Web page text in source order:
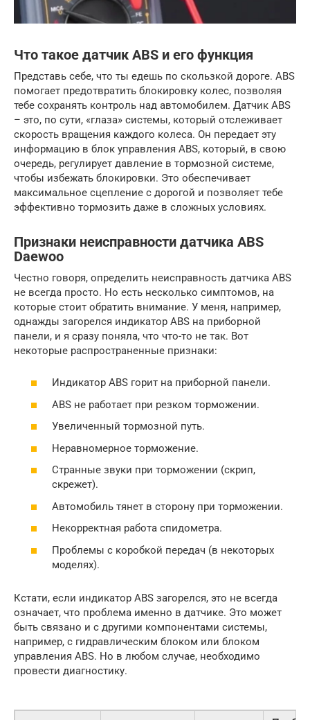
Что такое датчик ABS и его функция
Представь себе, что ты едешь по скользкой дороге. ABS
помогает предотвратить блокировку колес, позволяя
тебе сохранять контроль над автомобилем. Датчик ABS
– это, по сути, «глаза» системы, который отслеживает
скорость вращения каждого колеса. Он передает эту
информацию в блок управления ABS, который, в свою
очередь, регулирует давление в тормозной системе,
чтобы избежать блокировки. Это обеспечивает
максимальное сцепление с дорогой и позволяет тебе
эффективно тормозить даже в сложных условиях.
Признаки неисправности датчика ABS
Daewoo
Честно говоря, определить неисправность датчика ABS
не всегда просто. Но есть несколько симптомов, на
которые стоит обратить внимание. У меня, например,
однажды загорелся индикатор ABS на приборной
панели, и я сразу поняла, что что-то не так. Вот
некоторые распространенные признаки:
Индикатор ABS горит на приборной панели.
ABS не работает при резком торможении.
Увеличенный тормозной путь.
Неравномерное торможение.
Странные звуки при торможении (скрип,
скрежет).
Автомобиль тянет в сторону при торможении.
Некорректная работа спидометра.
Проблемы с коробкой передач (в некоторых
моделях).
Кстати, если индикатор ABS загорелся, это не всегда
означает, что проблема именно в датчике. Это может
быть связано и с другими компонентами системы,
например, с гидравлическим блоком или блоком
управления ABS. Но в любом случае, необходимо
провести диагностику.